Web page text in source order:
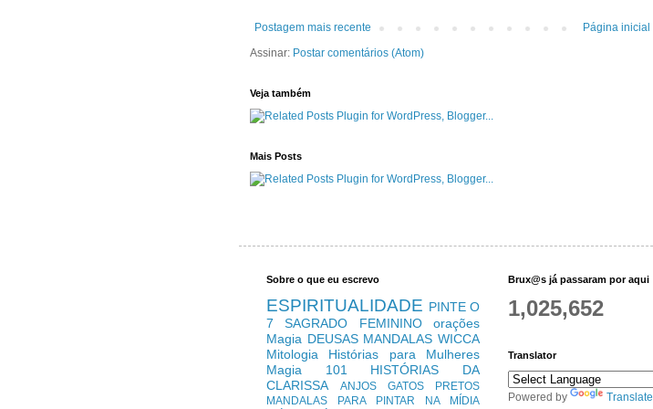
Postagem mais recente
Página inicial
Assinar: Postar comentários (Atom)
Veja também
Mais Posts
Sobre o que eu escrevo
ESPIRITUALIDADE PINTE O
7
SAGRADO FEMININO
orações
Magia DEUSAS MANDALAS WICCA
Mitologia
Histórias para Mulheres
Magia 101
HISTÓRIAS DA
CLARISSA
ANJOS
GATOS PRETOS
MANDALAS PARA PINTAR
NA MÍDIA
Brux@s já passaram por aqui
1,025,652
Translator
Powered by Translate